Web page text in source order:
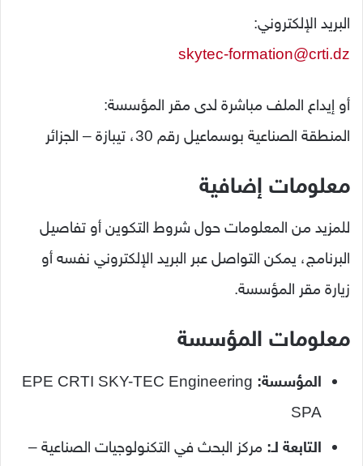
البريد الإلكتروني:
skytec-formation@crti.dz
أو إيداع الملف مباشرة لدى مقر المؤسسة:
المنطقة الصناعية بوسماعيل رقم 30، تيبازة – الجزائر
معلومات إضافية
للمزيد من المعلومات حول شروط التكوين أو تفاصيل
البرنامج، يمكن التواصل عبر البريد الإلكتروني نفسه أو
زيارة مقر المؤسسة.
معلومات المؤسسة
المؤسسة: EPE CRTI SKY-TEC Engineering
SPA
التابعة لـ: مركز البحث في التكنولوجيات الصناعية –